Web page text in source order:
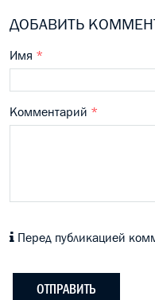
ДОБАВИТЬ
Имя *
Комментарий *
Перед публикацией
ОТПРАВИТЬ